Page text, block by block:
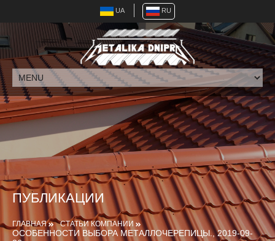
UA RU
ПУБЛИКАЦИИ
ГЛАВНАЯ СТАТЬИ КОМПАНИИ
ОСОБЕННОСТИ ВЫБОРА МЕТАЛЛОЧЕРЕПИЦЫ., 2019-09-